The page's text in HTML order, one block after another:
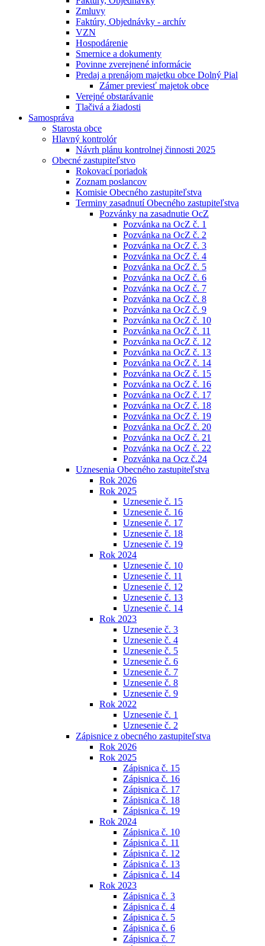
Zmluvy
Faktúry, Objednávky - archív
VZN
Hospodárenie
Smernice a dokumenty
Povinne zverejnené informácie
Predaj a prenájom majetku obce Dolný Pial
Zámer previesť majetok obce
Verejné obstarávanie
Tlačivá a žiadosti
Samospráva
Starosta obce
Hlavný kontrolór
Návrh plánu kontrolnej činnosti 2025
Obecné zastupiteľstvo
Rokovací poriadok
Zoznam poslancov
Komisie Obecného zastupiteľstva
Terminy zasadnutí Obecného zastupiteľstva
Pozvánky na zasadnutie OcZ
Pozvánka na OcZ č. 1
Pozvánka na OcZ č. 2
Pozvánka na OcZ č. 3
Pozvánka na OcZ č. 4
Pozvánka na OcZ č. 5
Pozvánka na OcZ č. 6
Pozvánka na OcZ č. 7
Pozvánka na OcZ č. 8
Pozvánka na OcZ č. 9
Pozvánka na OcZ č. 10
Pozvánka na OcZ č. 11
Pozvánka na OcZ č. 12
Pozvánka na OcZ č. 13
Pozvánka na OcZ č. 14
Pozvánka na OcZ č. 15
Pozvánka na OcZ č. 16
Pozvánka na OcZ č. 17
Pozvánka na OcZ č. 18
Pozvánka na OcZ č. 19
Pozvánka na OcZ č. 20
Pozvánka na OcZ č. 21
Pozvánka na OcZ č. 22
Pozvánka na Ocz č.24
Uznesenia Obecného zastupiteľstva
Rok 2026
Rok 2025
Uznesenie č. 15
Uznesenie č. 16
Uznesenie č. 17
Uznesenie č. 18
Uznesenie č. 19
Rok 2024
Uznesenie č. 10
Uznesenie č. 11
Uznesenie č. 12
Uznesenie č. 13
Uznesenie č. 14
Rok 2023
Uznesenie č. 3
Uznesenie č. 4
Uznesenie č. 5
Uznesenie č. 6
Uznesenie č. 7
Uznesenie č. 8
Uznesenie č. 9
Rok 2022
Uznesenie č. 1
Uznesenie č. 2
Zápisnice z obecného zastupiteľstva
Rok 2026
Rok 2025
Zápisnica č. 15
Zápisnica č. 16
Zápisnica č. 17
Zápisnica č. 18
Zápisnica č. 19
Rok 2024
Zápisnica č. 10
Zápisnica č. 11
Zápisnica č. 12
Zápisnica č. 13
Zápisnica č. 14
Rok 2023
Zápisnica č. 3
Zápisnica č. 4
Zápisnica č. 5
Zápisnica č. 6
Zápisnica č. 7